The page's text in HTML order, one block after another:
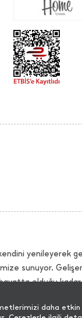
yenileyerek
sunuyor.
olduğu kadar
sezonun
seçenekleriyle
daha etkin